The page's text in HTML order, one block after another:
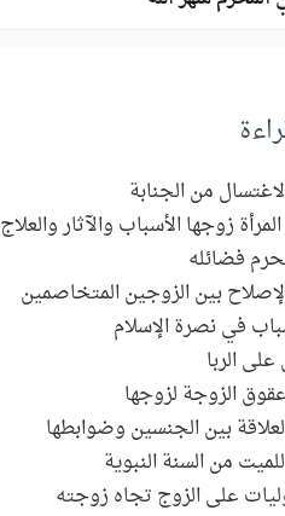
من الجنابة
زوجها الأسباب والآثار والعلاج
فضائله
بين الزوجين المتخاصمين
في نصرة الإسلام
الربا
الزوجة لزوجها
بين الجنسين وضوابطها
من السنة النبوية